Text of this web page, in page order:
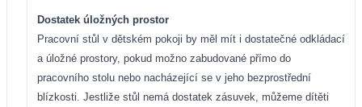
Dostatek úložných prostor
Pracovní stůl v dětském pokoji by měl mít i dostatečné odkládací
a úložné prostory, pokud možno zabudované přímo do
pracovního stolu nebo nacházející se v jeho bezprostřední
blízkosti. Jestliže stůl nemá dostatek zásuvek, můžeme dítěti